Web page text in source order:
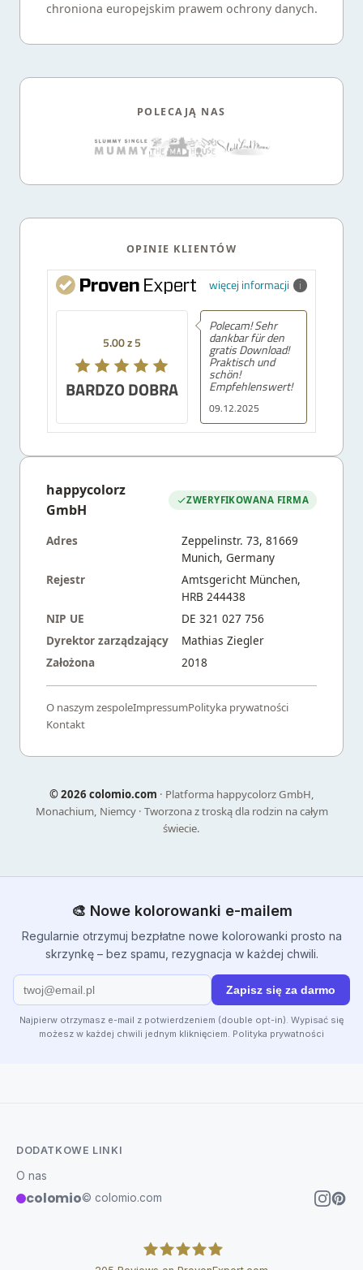
chroniona europejskim prawem ochrony danych.
POLECAJĄ NAS
OPINIE KLIENTÓW
więcej informacji
5.00 z 5
BARDZO DOBRA
09.12.2025
Polecam! Sehr
dankbar für den
gratis Download!
Praktisch und
schön!
Empfehlenswert!
happycolorz
GmbH
ZWERYFIKOWANA FIRMA
Adres
Zeppelinstr. 73, 81669
Munich, Germany
Rejestr
Amtsgericht München,
HRB 244438
NIP UE
DE 321 027 756
Dyrektor zarządzający
Mathias Ziegler
Założona
2018
O naszym zespoleImpressumPolityka prywatności
Kontakt
©2026 colomio.com · Platforma happycolorz GmbH,
Monachium, Niemcy · Tworzona z troską dla rodzin na całym
świecie.
🎨 Nowe kolorowanki e-mailem
Regularnie otrzymuj bezpłatne nowe kolorowanki prosto na
skrzynkę – bez spamu, rezygnacja w każdej chwili.
Zapisz się za darmo
Najpierw otrzymasz e-mail z potwierdzeniem (double opt-in). Wypisać się
możesz w każdej chwili jednym kliknięciem. Polityka prywatności
DODATKOWE LINKI
O nas
colomio© colomio.com